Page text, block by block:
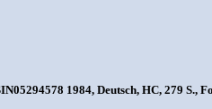
1984, Deutsch, HC, 279 S.,